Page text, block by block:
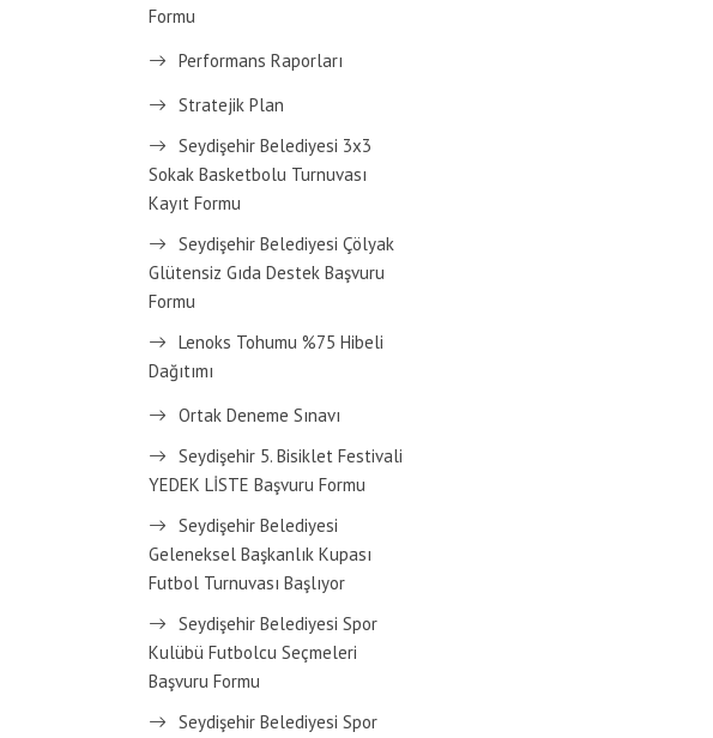
Formu
Performans Raporları
Stratejik Plan
Seydişehir Belediyesi 3x3
Sokak Basketbolu Turnuvası
Kayıt Formu
Seydişehir Belediyesi Çölyak
Glütensiz Gıda Destek Başvuru
Formu
Lenoks Tohumu %75 Hibeli
Dağıtımı
Ortak Deneme Sınavı
Seydişehir 5. Bisiklet Festivali
YEDEK LİSTE Başvuru Formu
Seydişehir Belediyesi
Geleneksel Başkanlık Kupası
Futbol Turnuvası Başlıyor
Seydişehir Belediyesi Spor
Kulübü Futbolcu Seçmeleri
Başvuru Formu
Seydişehir Belediyesi Spor